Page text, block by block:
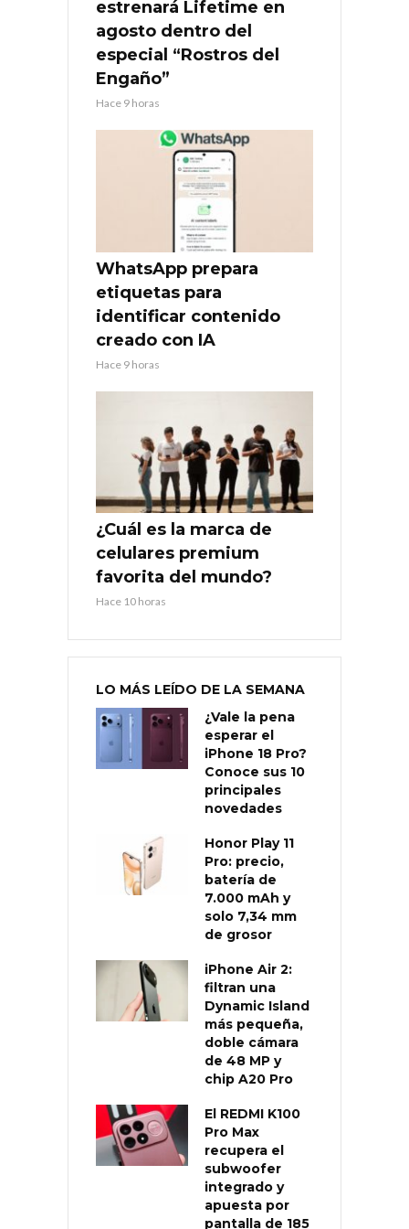
estrenará Lifetime en
agosto dentro del
especial “Rostros del
Engaño”
Hace 9 horas
WhatsApp prepara
etiquetas para
identificar contenido
creado con IA
Hace 9 horas
¿Cuál es la marca de
celulares premium
favorita del mundo?
Hace 10 horas
LO MÁS LEÍDO DE LA SEMANA
¿Vale la pena
esperar el
iPhone 18 Pro?
Conoce sus 10
principales
novedades
Honor Play 11
Pro: precio,
batería de
7.000 mAh y
solo 7,34 mm
de grosor
iPhone Air 2:
filtran una
Dynamic Island
más pequeña,
doble cámara
de 48 MP y
chip A20 Pro
El REDMI K100
Pro Max
recupera el
subwoofer
integrado y
apuesta por
pantalla de 185